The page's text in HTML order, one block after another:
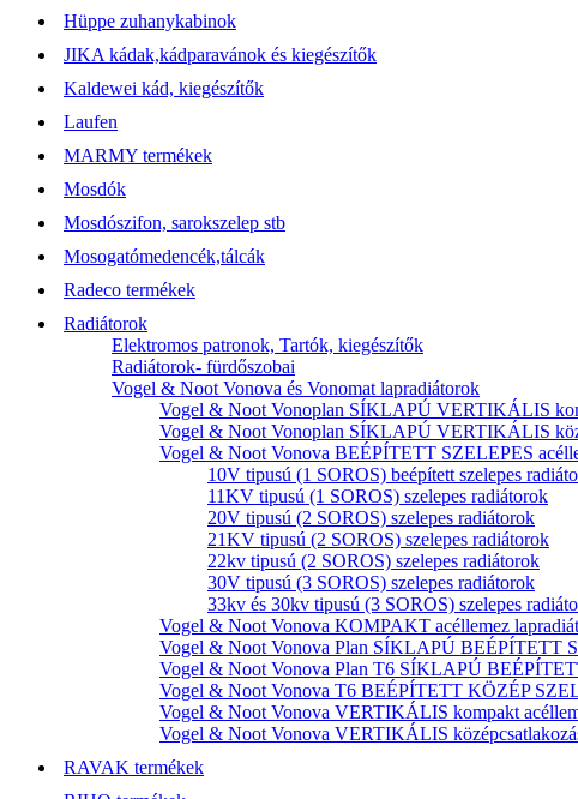
Hüppe zuhanykabinok
JIKA kádak,kádparavánok és kiegészítők
Kaldewei kád, kiegészítők
Laufen
MARMY termékek
Mosdók
Mosdószifon, sarokszelep stb
Mosogatómedencék,tálcák
Radeco termékek
Radiátorok
Elektromos patronok, Tartók, kiegészítők
Radiátorok- fürdőszobai
Vogel & Noot Vonova és Vonomat lapradiátorok
Vogel & Noot Vonoplan SÍKLAPÚ VERTIKÁLIS
Vogel & Noot Vonoplan SÍKLAPÚ VERTIKÁLIS
Vogel & Noot Vonova BEÉPÍTETT SZELEPES
10V tipusú (1 SOROS) beépített szelepes
11KV tipusú (1 SOROS) szelepes radiátorok
20V tipusú (2 SOROS) szelepes radiátorok
21KV tipusú (2 SOROS) szelepes radiátorok
22kv tipusú (2 SOROS) szelepes radiátorok
30V tipusú (3 SOROS) szelepes radiátorok
33kv és 30kv tipusú (3 SOROS) szelepes
Vogel & Noot Vonova KOMPAKT acéllemez
Vogel & Noot Vonova Plan SÍKLAPÚ BEÉPÍTETT
Vogel & Noot Vonova Plan T6 SÍKLAPÚ
Vogel & Noot Vonova T6 BEÉPÍTETT KÖZÉP
Vogel & Noot Vonova VERTIKÁLIS kompakt
Vogel & Noot Vonova VERTIKÁLIS
RAVAK termékek